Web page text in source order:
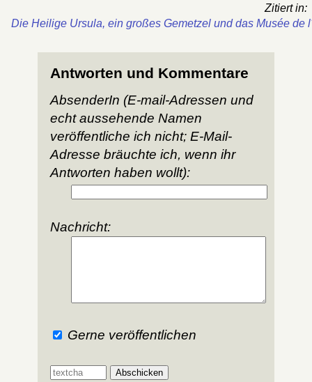
Zitiert in:
Die Heilige Ursula, ein großes Gemetzel und das Musée
Antworten und Kommentare
AbsenderIn (E-mail-Adressen und
echt aussehende Namen
veröffentliche ich nicht; E-Mail-
Adresse bräuchte ich, wenn ihr
Antworten haben wollt):
Nachricht:
Gerne veröffentlichen